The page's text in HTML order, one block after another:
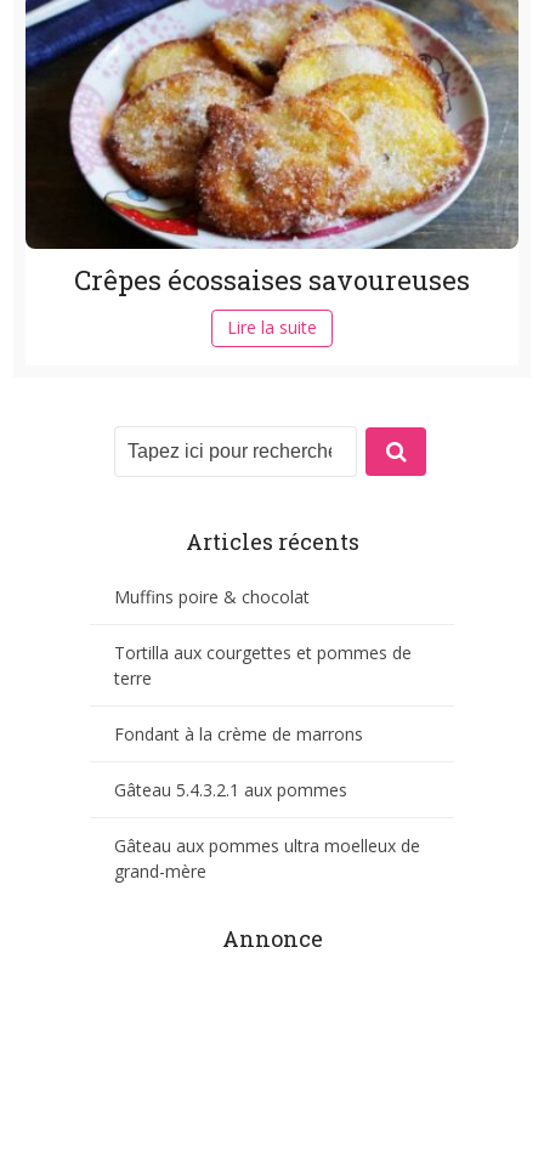
Crêpes écossaises savoureuses
Lire la suite
Articles récents
Muffins poire & chocolat
Tortilla aux courgettes et pommes de
terre
Fondant à la crème de marrons
Gâteau 5.4.3.2.1 aux pommes
Gâteau aux pommes ultra moelleux de
grand-mère
Annonce